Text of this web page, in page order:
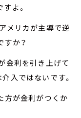
よ。
メリカが主導で逆
すか？
金利を引き上げて
入ではないです。
方が金利がつくか